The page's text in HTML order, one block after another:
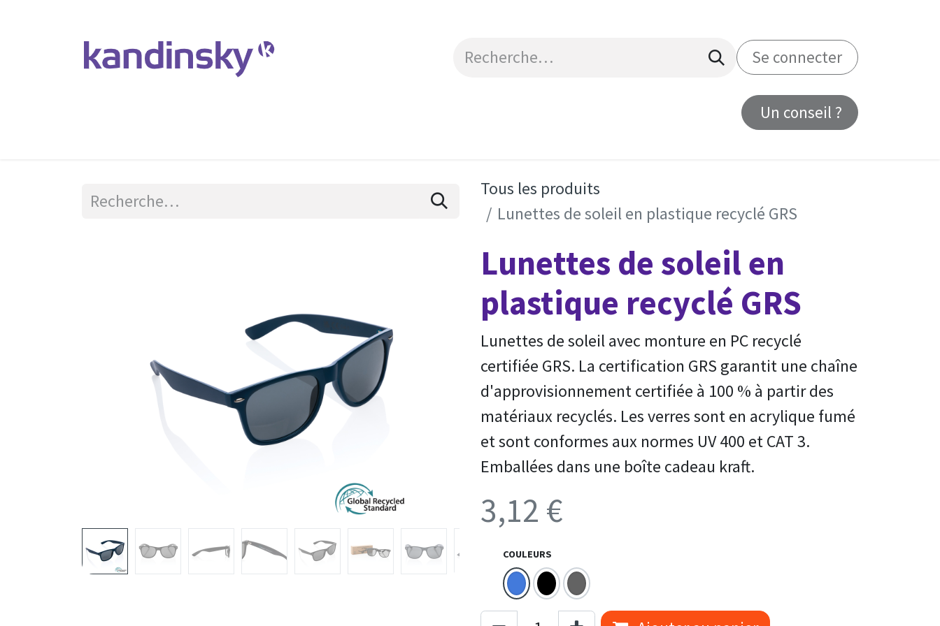
Se connecter
Un conseil ?
Tous les produits
Lunettes de soleil en plastique recyclé GRS
Lunettes de soleil en
plastique recyclé GRS
Lunettes de soleil avec monture en PC recyclé
certifiée GRS. La certification GRS garantit une chaîne
d'approvisionnement certifiée à 100 % à partir des
matériaux recyclés. Les verres sont en acrylique fumé
et sont conformes aux normes UV 400 et CAT 3.
Emballées dans une boîte cadeau kraft.
3,12 €
COULEURS